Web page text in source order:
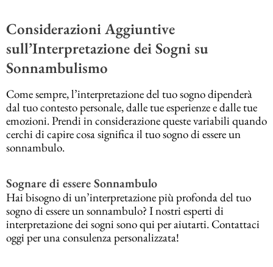
Considerazioni Aggiuntive
sull’Interpretazione dei Sogni su
Sonnambulismo
Come sempre, l’interpretazione del tuo sogno dipenderà
dal tuo contesto personale, dalle tue esperienze e dalle tue
emozioni. Prendi in considerazione queste variabili quando
cerchi di capire cosa significa il tuo sogno di essere un
sonnambulo.
Sognare di essere Sonnambulo
Hai bisogno di un’interpretazione più profonda del tuo
sogno di essere un sonnambulo? I nostri esperti di
interpretazione dei sogni sono qui per aiutarti. Contattaci
oggi per una consulenza personalizzata!